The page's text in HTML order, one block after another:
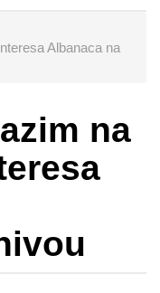
Albanaca na
na